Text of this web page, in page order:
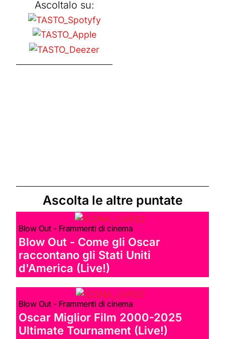
Ascoltalo su:
Ascolta le altre puntate
Blow Out - Frammenti di cinema
Blow Out - Come gli Oscar
raccontano gli Stati Uniti
d'America (Live!)
Blow Out - Frammenti di cinema
Oscar Miglior Film 2000-2025
Ultimate Tournament (Live!)